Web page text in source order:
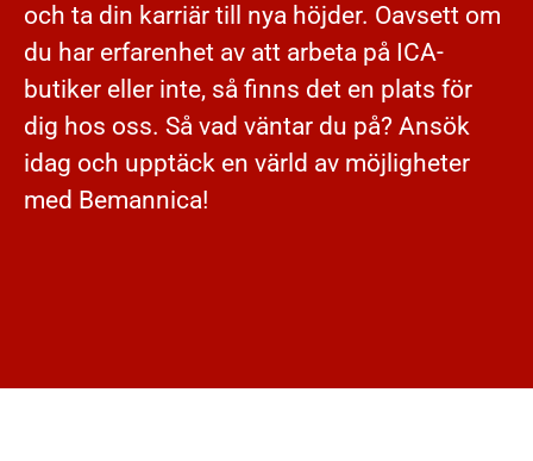
och ta din karriär till nya höjder. Oavsett om
du har erfarenhet av att arbeta på ICA-
butiker eller inte, så finns det en plats för
dig hos oss. Så vad väntar du på? Ansök
idag och upptäck en värld av möjligheter
med Bemannica!